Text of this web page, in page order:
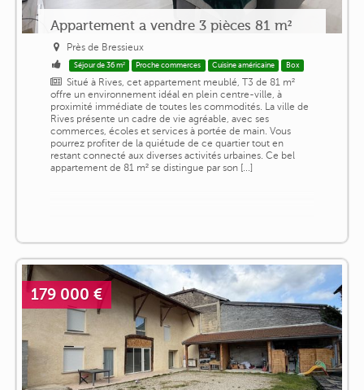
Appartement a vendre 3 pièces 81 m²
Près de Bressieux
Séjour de 36 m² Proche commerces Cuisine américaine Box
Situé à Rives, cet appartement meublé, T3 de 81 m²
offre un environnement idéal en plein centre-ville, à
proximité immédiate de toutes les commodités. La ville de
Rives présente un cadre de vie agréable, avec ses
commerces, écoles et services à portée de main. Vous
pourrez profiter de la quiétude de ce quartier tout en
restant connecté aux diverses activités urbaines. Ce bel
appartement de 81 m² se distingue par son [...]
179 000 €